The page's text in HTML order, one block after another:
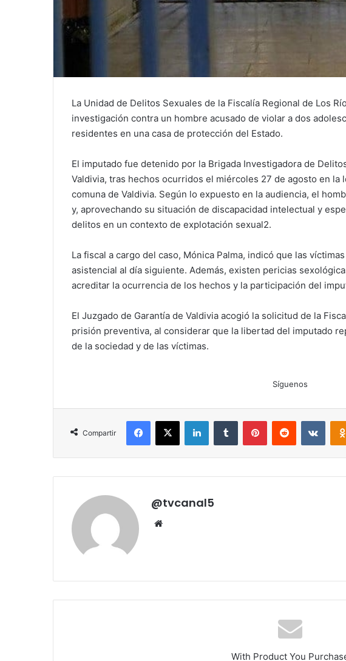
La Unidad de Delitos Sexuales de la Fiscalía Regional de Los
investigación contra un hombre acusado de violar a dos
residentes en una casa de protección del Estado.
El imputado fue detenido por la Brigada Investigadora de
Valdivia, tras hechos ocurridos el miércoles 27 de agosto en la
comuna de Valdivia. Según lo expuesto en la audiencia, el
y, aprovechando su situación de discapacidad intelectual y
delitos en un contexto de explotación sexual2.
La fiscal a cargo del caso, Mónica Palma, indicó que las
asistencial al día siguiente. Además, existen pericias
acreditar la ocurrencia de los hechos y la participación del
El Juzgado de Garantía de Valdivia acogió la solicitud de la
prisión preventiva, al considerar que la libertad del imputado
de la sociedad y de las víctimas.
Síguenos
Compartir
Facebook
X LinkedInTumblr PinterestReddit
@tvcanal5
With Product You